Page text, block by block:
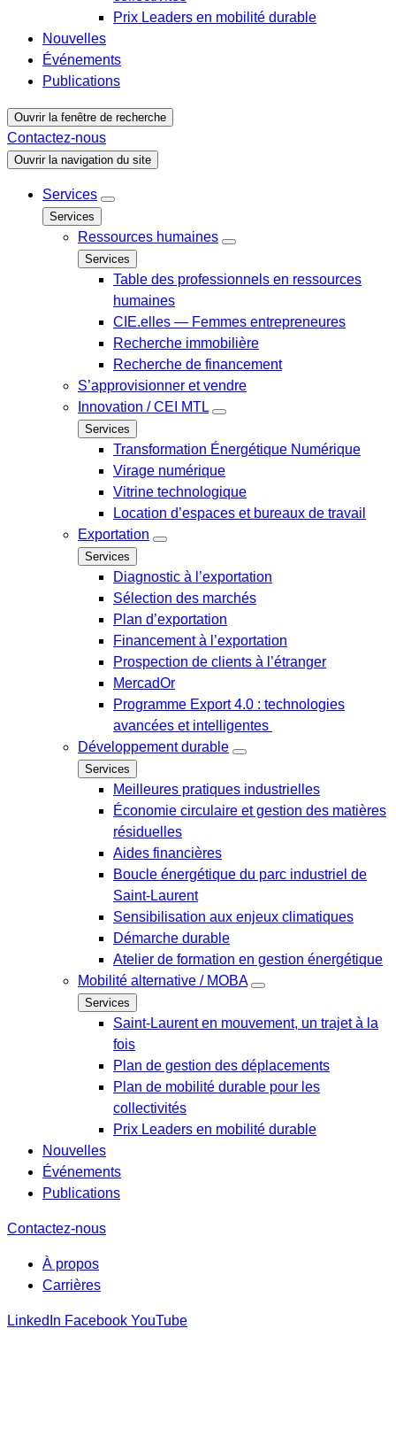
Prix Leaders en mobilité durable
Nouvelles
Événements
Publications
Ouvrir la fenêtre de recherche
Contactez-nous
Ouvrir la navigation du site
Services
Services
Ressources humaines
Services
Table des professionnels en ressources
humaines
CIE.elles — Femmes entrepreneures
Recherche immobilière
Recherche de financement
S’approvisionner et vendre
Innovation / CEI MTL
Services
Transformation Énergétique Numérique
Virage numérique
Vitrine technologique
Location d’espaces et bureaux de travail
Exportation
Services
Diagnostic à l’exportation
Sélection des marchés
Plan d’exportation
Financement à l’exportation
Prospection de clients à l’étranger
MercadOr
Programme Export 4.0 : technologies
avancées et intelligentes
Développement durable
Services
Meilleures pratiques industrielles
Économie circulaire et gestion des matières
résiduelles
Aides financières
Boucle énergétique du parc industriel de
Saint-Laurent
Sensibilisation aux enjeux climatiques
Démarche durable
Atelier de formation en gestion énergétique
Mobilité alternative / MOBA
Services
Saint-Laurent en mouvement, un trajet à la
fois
Plan de gestion des déplacements
Plan de mobilité durable pour les
collectivités
Prix Leaders en mobilité durable
Nouvelles
Événements
Publications
Contactez-nous
À propos
Carrières
LinkedIn Facebook YouTube